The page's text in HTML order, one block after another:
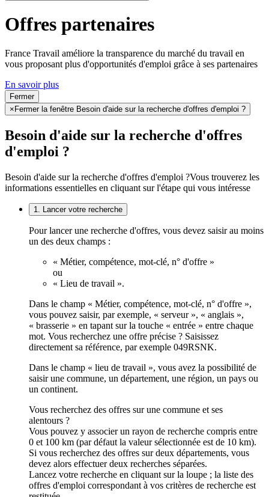
Offres partenaires
France Travail améliore la transparence du marché du travail en
vous proposant plus d'opportunités d'emploi grâce à ses partenaires
En savoir plus
Fermer
× Fermer la fenêtre Besoin d'aide sur la recherche d'offres d'emploi ?
Besoin d'aide sur la recherche d'offres
d'emploi ?
Besoin d'aide sur la recherche d'offres d'emploi ?Vous trouverez les
informations essentielles en cliquant sur l'étape qui vous intéresse
1. Lancer votre recherche
Pour lancer une recherche d'offres, vous devez saisir au moins
un des deux champs :
« Métier, compétence, mot-clé, n° d'offre »
ou
« Lieu de travail ».
Dans le champ « Métier, compétence, mot-clé, n° d'offre »,
vous pouvez saisir, par exemple, « serveur », « anglais »,
« brasserie » en tapant sur la touche « entrée » entre chaque
mot. Vous recherchez une offre précise ? Saisissez
directement sa référence, par exemple 049RSNK.
Dans le champ « lieu de travail », vous avez la possibilité de
saisir une commune, un département, une région, un pays ou
un continent.
Vous recherchez des offres sur une commune et ses
alentours ?
Vous pouvez y associer un rayon de recherche compris entre
0 et 100 km (par défaut la valeur sélectionnée est de 10 km).
Si vous recherchez des offres sur deux départements, vous
devez alors effectuer deux recherches séparées.
Lancez votre recherche en cliquant sur la loupe ; la liste des
offres d'emploi correspondant à vos critères de recherche est